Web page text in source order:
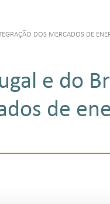
DOS MERCADOS DE
e do
de